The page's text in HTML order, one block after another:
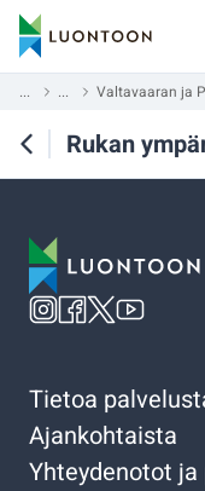
... ...
Rukan
Tietoa
Ajankohtaista
Yhteydenotot